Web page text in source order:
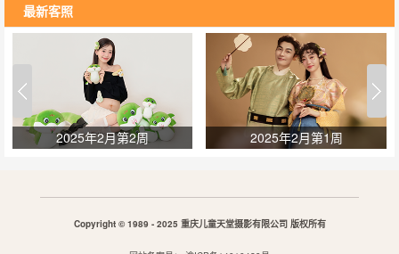
最新客照
2025年2月第2周 2025年2月第1周
Copyright © 1989 - 2025 重庆儿童天堂摄影有限公司 版权所有